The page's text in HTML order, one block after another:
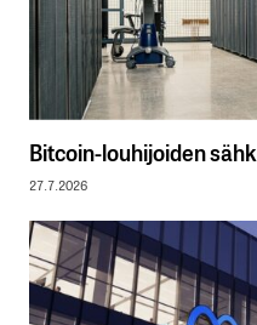
Bitcoin-louhijoiden
27.7.2026